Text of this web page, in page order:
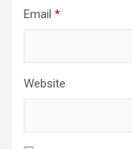
Email *
Website